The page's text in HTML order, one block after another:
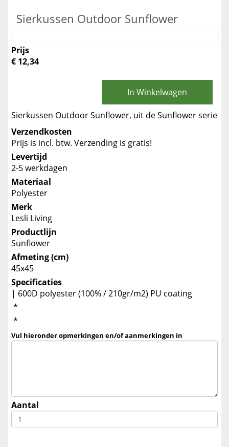
Sierkussen Outdoor Sunflower
Prijs
€ 12,34
In Winkelwagen
Sierkussen Outdoor Sunflower, uit de Sunflower serie
Verzendkosten
Prijs is incl. btw. Verzending is gratis!
Levertijd
2-5 werkdagen
Materiaal
Polyester
Merk
Lesli Living
Productlijn
Sunflower
Afmeting (cm)
45x45
Specificaties
| 600D polyester (100% / 210gr/m2) PU coating
*
*
Vul hieronder opmerkingen en/of aanmerkingen in
Aantal